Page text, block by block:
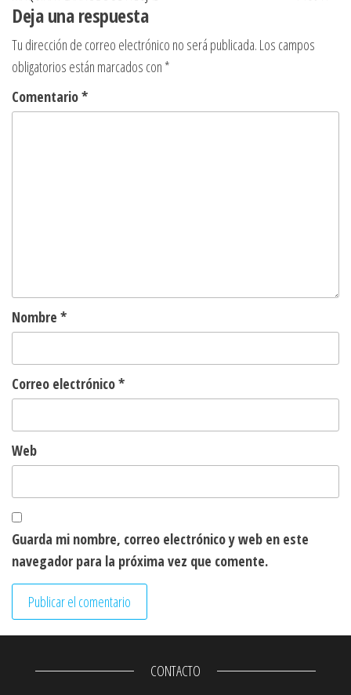
Deja una respuesta
Tu dirección de correo electrónico no será publicada. Los campos
obligatorios están marcados con *
Comentario*
Nombre *
Correo electrónico*
Web
Guarda mi nombre, correo electrónico y web en este
navegador para la próxima vez que comente.
CONTACTO